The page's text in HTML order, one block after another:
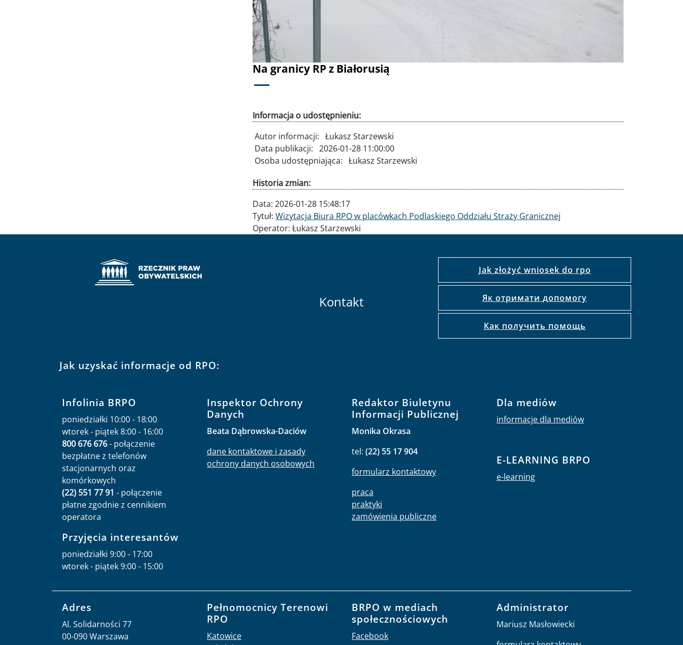
Na granicy RP z Białorusią
Informacja o udostępnieniu:
Autor informacji: Łukasz Starzewski
Data publikacji: 2026-01-28 11:00:00
Osoba udostępniająca: Łukasz Starzewski
Historia zmian:
Data: 2026-01-28 15:48:17
Tytuł: Wizytacja Biura RPO w placówkach Podlaskiego Oddziału Straży Granicznej
Operator: Łukasz Starzewski
Kontakt
Jak złożyć wniosek do rpo
Як отримати допомогу
Как получить помощь
Jak uzyskać informacje od RPO:
Infolinia BRPO
poniedziałki 10:00 - 18:00
wtorek - piątek 8:00 - 16:00
800 676 676- połączenie
bezpłatne z telefonów
stacjonarnych oraz
komórkowych
(22) 551 77 91 - połączenie
płatne zgodnie z cennikiem
operatora
Przyjęcia interesantów
poniedziałki 9:00 - 17:00
wtorek - piątek 9:00 - 15:00
Inspektor Ochrony
Danych
Beata Dąbrowska-Daciów
dane kontaktowe i zasady
ochrony danych osobowych
Redaktor Biuletynu
Informacji Publicznej
Monika Okrasa
tel: (22) 55 17 904
formularz kontaktowy
praca
praktyki
zamówienia publiczne
Dla mediów
informacje dla mediów
E-LEARNING BRPO
e-learning
Adres
Al. Solidarności 77
00-090 Warszawa
Pełnomocnicy Terenowi
RPO
Katowice
BRPO w mediach
społecznościowych
Facebook
Administrator
Mariusz Masłowiecki